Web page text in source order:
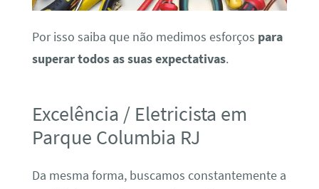
Por isso saiba que não medimos esforços para
superar todos as suas expectativas.
Excelência / Eletricista em
Parque Columbia RJ
Da mesma forma, buscamos constantemente a